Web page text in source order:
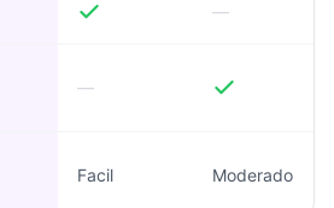
—
—
Facil Moderado